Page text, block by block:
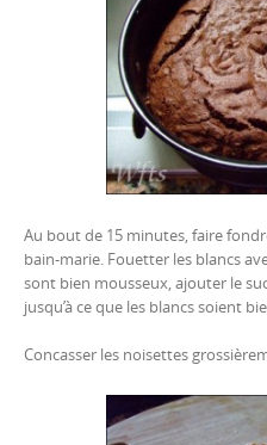
Au bout de 15 minutes, faire
bain-marie. Fouetter les blancs
sont bien mousseux, ajouter le
jusqu’à ce que les blancs soient
Concasser les noisettes